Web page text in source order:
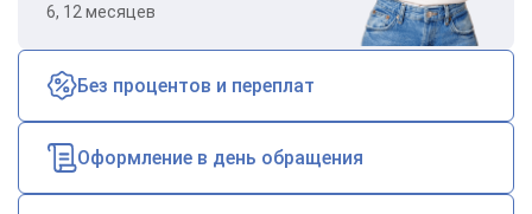
6, 12 месяцев
Без процентов и переплат
Оформление в день обращения